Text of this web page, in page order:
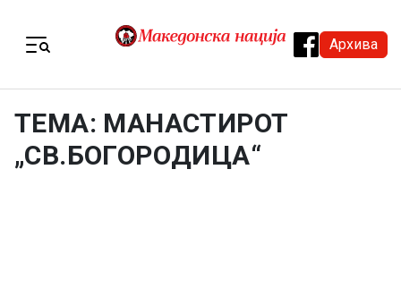
Архива
ТЕМА: МАНАСТИРОТ
„СВ.БОГОРОДИЦА“